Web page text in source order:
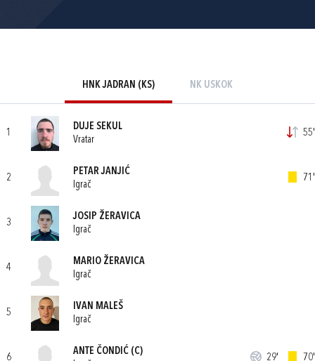
HNK JADRAN (KS) NK USKOK
1
DUJE SEKUL
Vratar
55'
2
PETAR JANJIĆ
Igrač
71'
3
JOSIP ŽERAVICA
Igrač
4
MARIO ŽERAVICA
Igrač
5
IVAN MALEŠ
Igrač
6
ANTE ČONDIĆ (C)
29' 70'